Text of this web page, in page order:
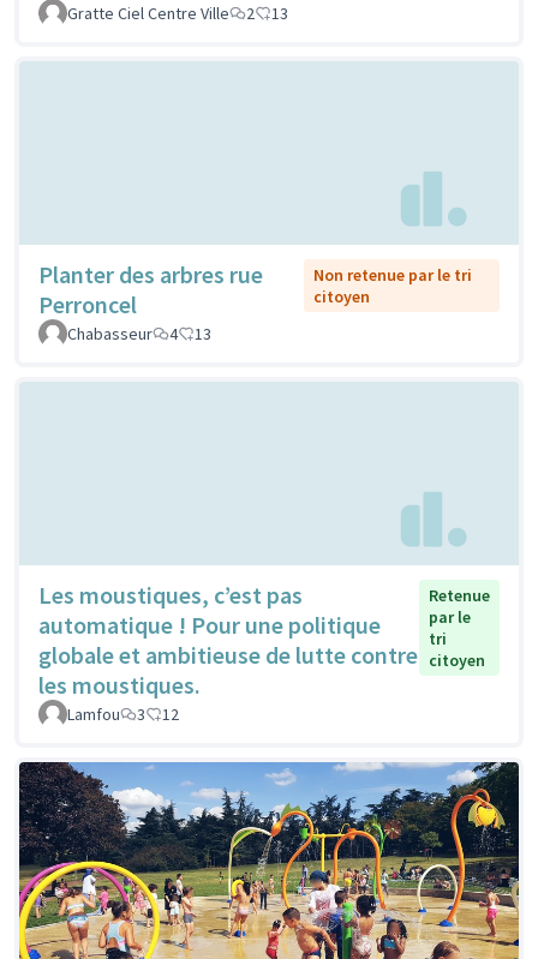
Gratte Ciel Centre Ville 2 13
Planter des arbres rue
Perroncel
Non retenue par le tri
citoyen
Chabasseur
4 13
Les moustiques, c’est pas
automatique ! Pour une politique
globale et ambitieuse de lutte contre
les moustiques.
Retenue
par le
tri
citoyen
Lamfou 3 12